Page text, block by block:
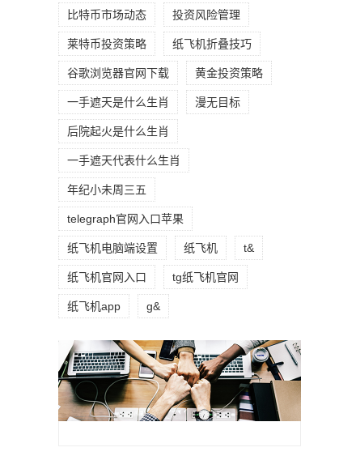
比特币市场动态 投资风险管理
莱特币投资策略 纸飞机折叠技巧
谷歌浏览器官网下载 黄金投资策略
一手遮天是什么生肖 漫无目标
后院起火是什么生肖
一手遮天代表什么生肖
年纪小未周三五
telegraph官网入口苹果
纸飞机电脑端设置 纸飞机 t&
纸飞机官网入口 tg纸飞机官网
纸飞机app g&